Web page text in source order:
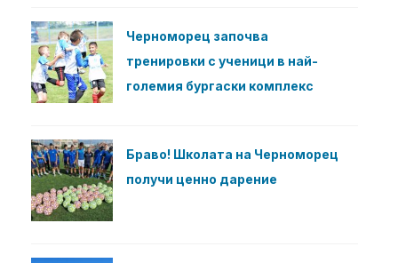
Черноморец започва
тренировки с ученици в най-
големия бургаски комплекс
Браво! Школата на Черноморец
получи ценно дарение